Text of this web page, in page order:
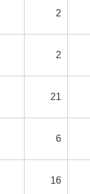
2
2
21
6
16